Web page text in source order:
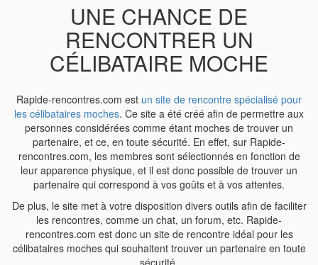
UNE CHANCE DE
RENCONTRER UN
CÉLIBATAIRE MOCHE
Rapide-rencontres.com est un site de rencontre spécialisé pour
les célibataires moches. Ce site a été créé afin de permettre aux
personnes considérées comme étant moches de trouver un
partenaire, et ce, en toute sécurité. En effet, sur Rapide-
rencontres.com, les membres sont sélectionnés en fonction de
leur apparence physique, et il est donc possible de trouver un
partenaire qui correspond à vos goûts et à vos attentes.
De plus, le site met à votre disposition divers outils afin de faciliter
les rencontres, comme un chat, un forum, etc. Rapide-
rencontres.com est donc un site de rencontre idéal pour les
célibataires moches qui souhaitent trouver un partenaire en toute
sécurité.